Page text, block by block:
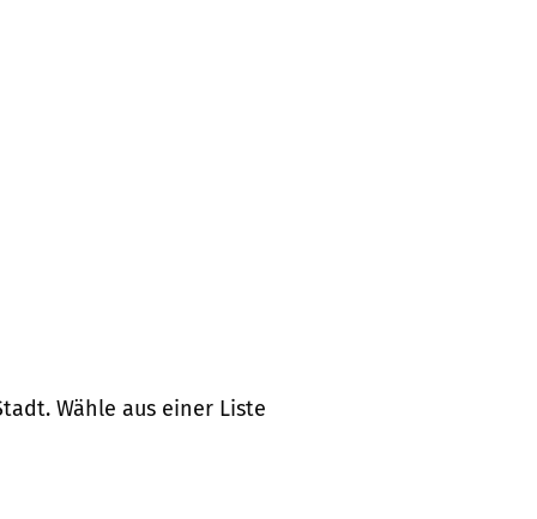
Wähle aus einer Liste